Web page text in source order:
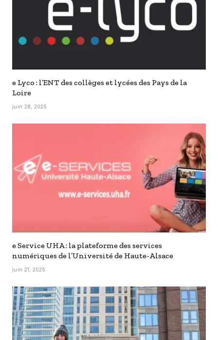
e Lyco : l’ENT des collèges et lycées des Pays de la
Loire
juin 28, 2025
e Service UHA : la plateforme des services
numériques de l’Université de Haute-Alsace
juin 21, 2025